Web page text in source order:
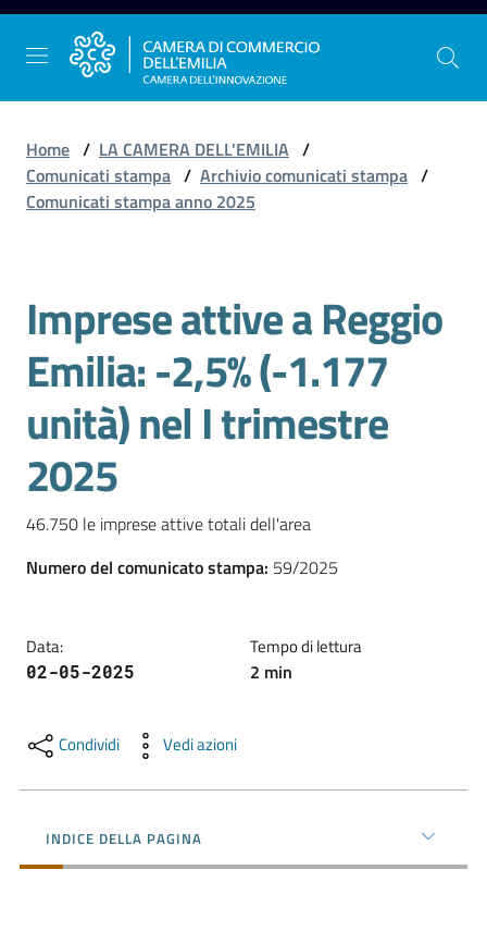
Vai al contenuto
Vai alla navigazione
Vai al footer
Gestire
l'impresa
Promuovere
l'impresa
e
territorio
Tutelare
il
Home / LA CAMERA DELL'EMILIA /
Comunicati stampa / Archivio comunicati stampa /
Comunicati stampa anno 2025
Salta al contenuto
Imprese attive a Reggio
Emilia: -2,5% (-1.177
unità) nel I trimestre
2025
46.750 le imprese attive totali dell'area
Numero del comunicato stampa: 59/2025
Data:
02-05-2025
Tempo di lettura
2 min
Condividi Vedi azioni
INDICE DELLA PAGINA